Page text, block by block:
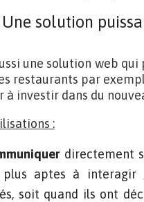
Une solution
une solution web
restaurants par
à investir dans du
:
directement
aptes à interagir
soit quand ils ont